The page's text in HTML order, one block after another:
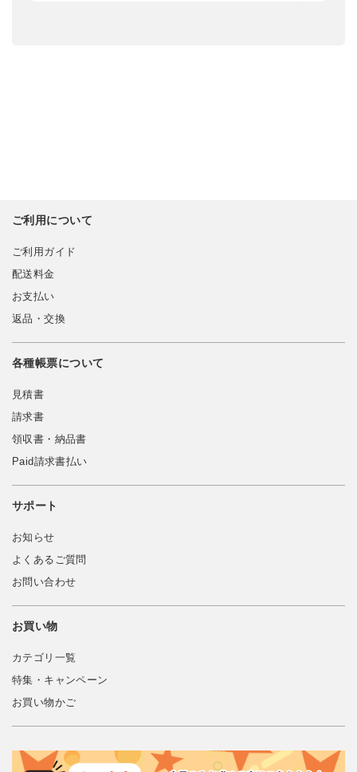
ご利用について
ご利用ガイド
配送料金
お支払い
返品・交換
各種帳票について
見積書
請求書
領収書・納品書
Paid請求書払い
サポート
お知らせ
よくあるご質問
お問い合わせ
お買い物
カテゴリ一覧
特集・キャンペーン
お買い物かご